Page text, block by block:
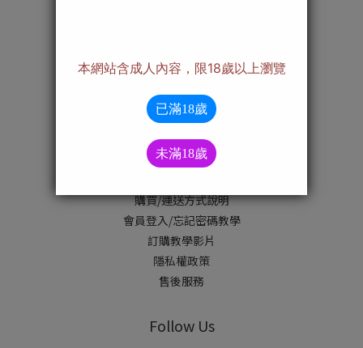
亦可使用目錄「聯絡我們」功能
私訊Facebook粉專小編
Notice
購買/運送方式說明
會員登入/忘記密碼教學
訂購教學影片
隱私權政策
售後服務
Follow Us